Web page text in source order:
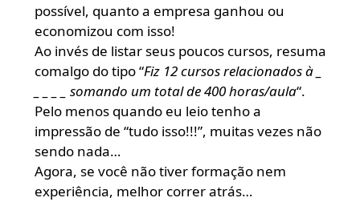
possível, quanto a empresa ganhou ou
economizou com isso!
Ao invés de listar seus poucos cursos, resuma
comalgo do tipo “Fiz 12 cursos relacionados à _
_ _ _ _ somando um total de 400 horas/aula“.
Pelo menos quando eu leio tenho a
impressão de “tudo isso!!!”, muitas vezes não
sendo nada…
Agora, se você não tiver formação nem
experiência, melhor correr atrás…